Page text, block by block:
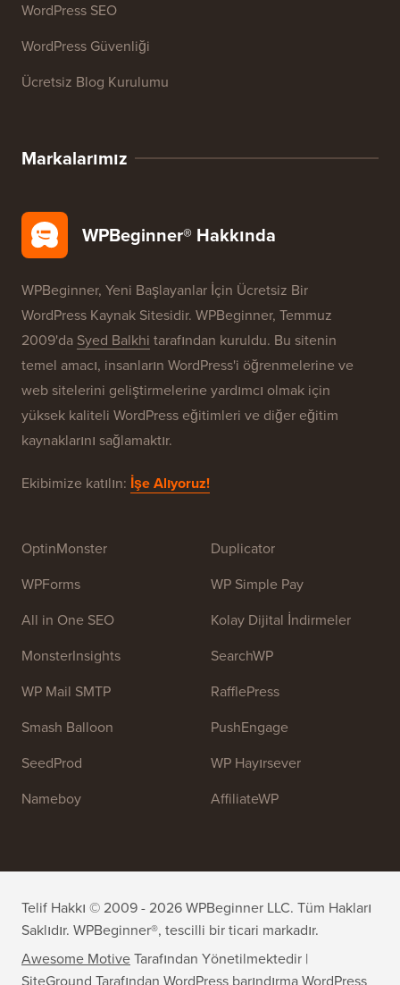
WordPress SEO
WordPress Güvenliği
Ücretsiz Blog Kurulumu
Markalarımız
WPBeginner® Hakkında
WPBeginner, Yeni Başlayanlar İçin Ücretsiz Bir
WordPress Kaynak Sitesidir. WPBeginner, Temmuz
2009'da Syed Balkhi tarafından kuruldu. Bu sitenin
temel amacı, insanların WordPress'i öğrenmelerine ve
web sitelerini geliştirmelerine yardımcı olmak için
yüksek kaliteli WordPress eğitimleri ve diğer eğitim
kaynaklarını sağlamaktır.
Ekibimize katılın: İşe Alıyoruz!
OptinMonster
WPForms
All in One SEO
MonsterInsights
WP Mail SMTP
Smash Balloon
SeedProd
Nameboy
Duplicator
WP Simple Pay
Kolay Dijital İndirmeler
SearchWP
RafflePress
PushEngage
WP Hayırsever
AffiliateWP
Telif Hakkı © 2009 - 2026 WPBeginner LLC. Tüm Hakları
Saklıdır. WPBeginner®, tescilli bir ticari markadır.
Awesome MotiveTarafından Yönetilmektedir |
SiteGround Tarafından WordPress barındırmaWordPress